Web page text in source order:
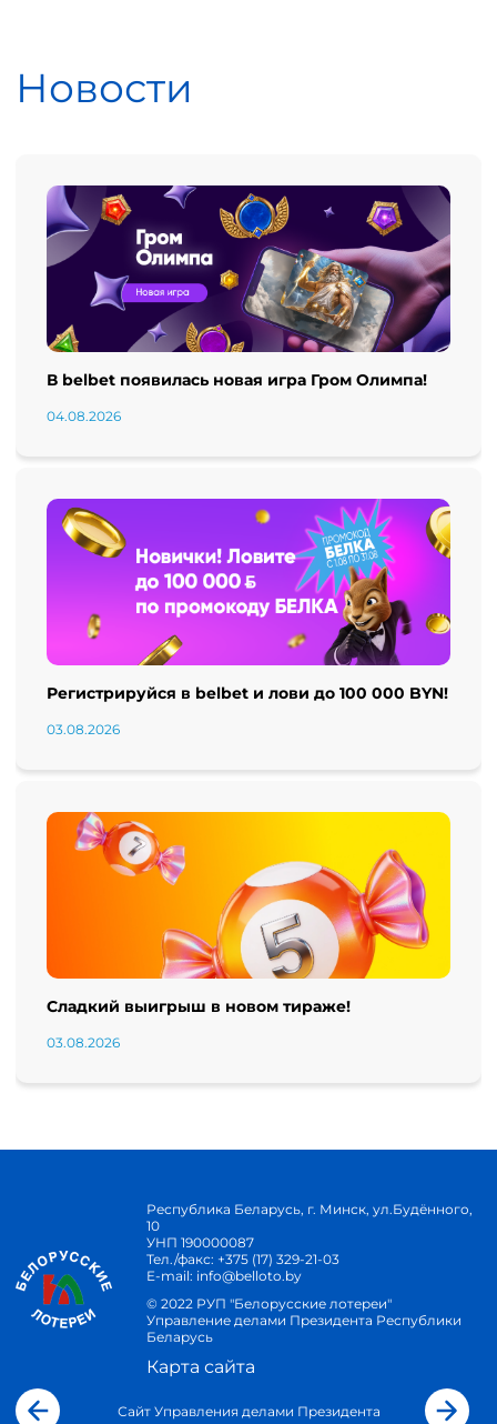
Новости
В belbet появилась новая игра Гром Олимпа!
04.08.2026
Регистрируйся в belbet и лови до 100 000 BYN!
03.08.2026
Сладкий выигрыш в новом тираже!
03.08.2026
Республика Беларусь, г. Минск, ул.Будённого,
10
УНП 190000087
Тел./факс: +375 (17) 329-21-03
E-mail: info@belloto.by
© 2022 РУП "Белорусские лотереи"
Управление делами Президента Республики
Беларусь
Карта сайта
Сайт Управления делами Президента